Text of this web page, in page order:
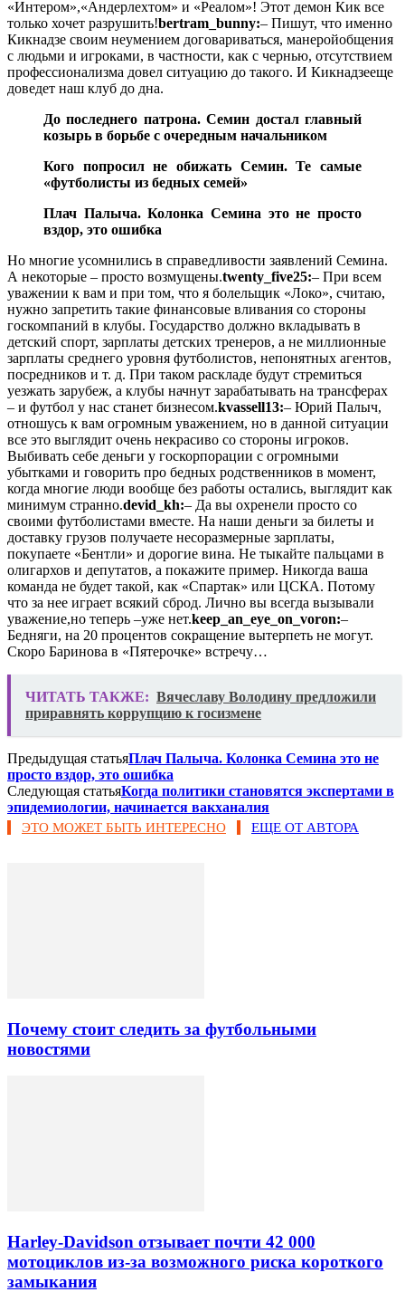
«Интером»,«Андерлехтом» и «Реалом»! Этот демон Кик все
только хочет разрушить!bertram_bunny:– Пишут, что именно
Кикнадзе своим неумением договариваться, манеройобщения
с людьми и игроками, в частности, как с чернью, отсутствием
профессионализма довел ситуацию до такого. И Кикнадзееще
доведет наш клуб до дна.
До последнего патрона. Семин достал главный
козырь в борьбе с очередным начальником
Кого попросил не обижать Семин. Те самые
«футболисты из бедных семей»
Плач Палыча. Колонка Семина это не просто
вздор, это ошибка
Но многие усомнились в справедливости заявлений Семина.
А некоторые – просто возмущены.twenty_five25:– При всем
уважении к вам и при том, что я болельщик «Локо», считаю,
нужно запретить такие финансовые вливания со стороны
госкомпаний в клубы. Государство должно вкладывать в
детский спорт, зарплаты детских тренеров, а не миллионные
зарплаты среднего уровня футболистов, непонятных агентов,
посредников и т. д. При таком раскладе будут стремиться
уезжать зарубеж, а клубы начнут зарабатывать на трансферах
– и футбол у нас станет бизнесом.kvassell13:– Юрий Палыч,
отношусь к вам огромным уважением, но в данной ситуации
все это выглядит очень некрасиво со стороны игроков.
Выбивать себе деньги у госкорпорации с огромными
убытками и говорить про бедных родственников в момент,
когда многие люди вообще без работы остались, выглядит как
минимум странно.devid_kh:– Да вы охренели просто со
своими футболистами вместе. На наши деньги за билеты и
доставку грузов получаете несоразмерные зарплаты,
покупаете «Бентли» и дорогие вина. Не тыкайте пальцами в
олигархов и депутатов, а покажите пример. Никогда ваша
команда не будет такой, как «Спартак» или ЦСКА. Потому
что за нее играет всякий сброд. Лично вы всегда вызывали
уважение,но теперь –уже нет.keep_an_eye_on_voron:–
Бедняги, на 20 процентов сокращение вытерпеть не могут.
Скоро Баринова в «Пятерочке» встречу…
ЧИТАТЬ ТАКЖЕ: Вячеславу Володину предложили
приравнять коррупцию к госизмене
Предыдущая статьяПлач Палыча. Колонка Семина это не
просто вздор, это ошибка
Следующая статьяКогда политики становятся экспертами в
эпидемиологии, начинается вакханалия
ЭТО МОЖЕТ БЫТЬ ИНТЕРЕСНО ЕЩЕ ОТ АВТОРА
Почему стоит следить за футбольными
новостями
Harley-Davidson отзывает почти 42 000
мотоциклов из-за возможного риска короткого
замыкания